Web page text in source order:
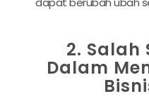
2. Salah
Dalam